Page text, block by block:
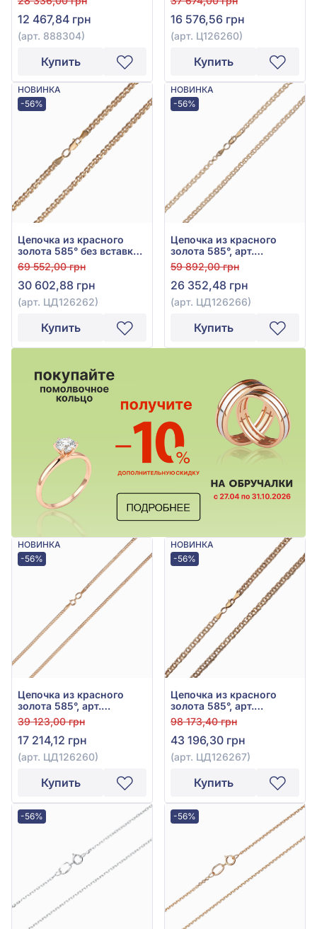
12 467,84 грн
(арт. 888304)
Купить
16 576,56 грн
(арт. Ц126260)
Купить
НОВИНКА
-56%
Цепочка из красного
золота 585° без вставки,
арт. ЦД126262
69 552,00 грн
30 602,88 грн
(арт. ЦД126262)
Купить
НОВИНКА
-56%
Цепочка из красного
золота 585°, арт.
ЦД126266
59 892,00 грн
26 352,48 грн
(арт. ЦД126266)
Купить
НОВИНКА
-56%
Цепочка из красного
золота 585°, арт.
ЦД126260
39 123,00 грн
17 214,12 грн
(арт. ЦД126260)
Купить
НОВИНКА
-56%
Цепочка из красного
золота 585°, арт.
ЦД126267
98 173,40 грн
43 196,30 грн
(арт. ЦД126267)
Купить
-56% -56%